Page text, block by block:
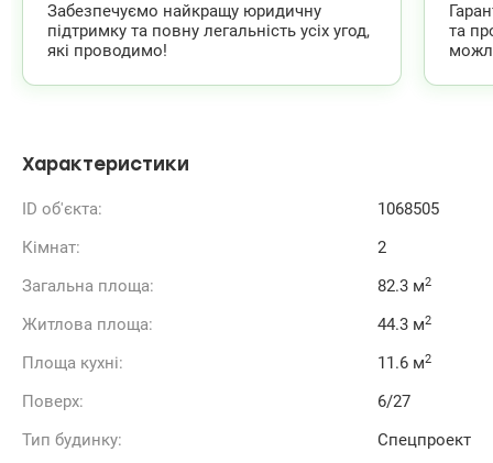
Забезпечуємо найкращу юридичну
підтримку та повну легальність усіх угод,
які проводимо!
та
Характеристики
ID об'єкта:
1068505
Кімнат:
2
Загальна площа:
82.3 м2
Житлова площа: 44.3 м2
Площа кухні: 11.6 м2
Поверх:
6/27
Тип будинку:
Спецпроект